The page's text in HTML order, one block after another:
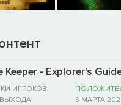
Keeper - Explorer's
ИГРОКОВ:
5 МАРТА